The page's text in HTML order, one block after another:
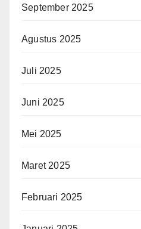
September 2025
Agustus 2025
Juli 2025
Juni 2025
Mei 2025
Maret 2025
Februari 2025